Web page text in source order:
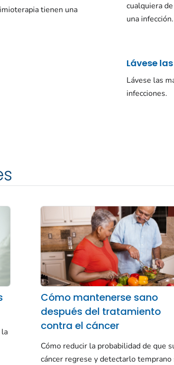
tienen una
cualquiera
una infección.
Lávese
Lávese las
infecciones.
Cómo mantenerse sano
después del tratamiento
contra el cáncer
Cómo reducir la probabilidad de que
cáncer regrese y detectarlo temprano